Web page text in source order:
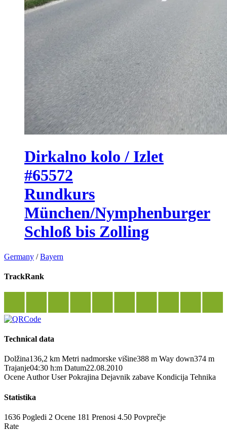
Dirkalno kolo / Izlet
#65572
Rundkurs
München/Nymphenburger
Schloß bis Zolling
Germany /Bayern
TrackRank
Technical data
Dolžina136,2 km Metri nadmorske višine388 m Way down374 m
Trajanje04:30 h:m Datum22.08.2010
Ocene Author User Pokrajina Dejavnik zabave Kondicija Tehnika
Statistika
1636 Pogledi 2 Ocene 181 Prenosi 4.50 Povprečje
Rate